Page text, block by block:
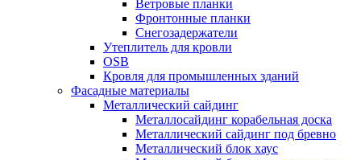
Ветровые планки
Фронтонные планки
Снегозадержатели
Утеплитель для кровли
OSB
Кровля для промышленных зданий
Фасадные материалы
Металлический сайдинг
Металлосайдинг корабельная доска
Металлический сайдинг под бревно
Металлический блок хаус